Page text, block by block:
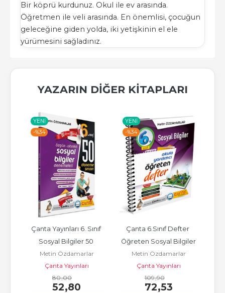
Bir köprü kurdunuz. Okul ile ev arasında.
Öğretmen ile veli arasında. En önemlisi, çocuğun
geleceğine giden yolda, iki yetişkinin el ele
yürümesini sağladınız.
YAZARIN DIĞER KITAPLARI
YENI
-%34
Çanta Yayınları 6. Sınıf
Sosyal Bilgiler 50
Deneme Sınavı
Metin Özdamarlar
Çanta Yayınları
80,00
52,80
YENI
-%34
Çanta 6.Sınıf Defter
Öğreten Sosyal Bilgiler
Metin Özdamarlar
Çanta Yayınları
109,90
72,53